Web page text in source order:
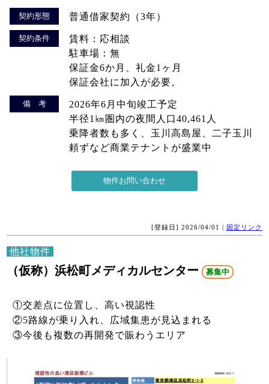
契約形態 普通借家契約（3年）
契約条件
賃料：応相談
駐車場：無
保証金6か月、礼金1ヶ月
保証会社に加入が必要。
備 考
2026年6月中旬竣工予定
半径1㎞圏内の夜間人口40,461人
乗降者数も多く、玉川高島屋、二子玉川
頼ずなど商業テナントが盛業中
[登録日] 2026/04/01 | 固定リンク
他社物件
（仮称）浜松町メディカルセンター 募集中
①交差点に位置し、高い視認性
②5路線が乗り入れ、広域集患が見込まれる
③今後も複数の再開発で賑わうエリア